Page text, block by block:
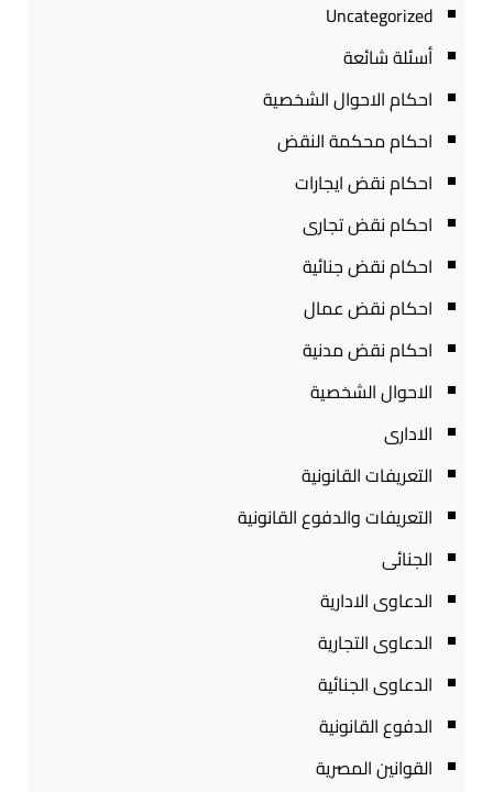
Uncategorized
أسئلة شائعة
احكام الاحوال الشخصية
احكام محكمة النقض
احكام نقض ايجارات
احكام نقض تجارى
احكام نقض جنائية
احكام نقض عمال
احكام نقض مدنية
الاحوال الشخصية
الادارى
التعريفات القانونية
التعريفات والدفوع القانونية
الجنائى
الدعاوى الادارية
الدعاوى التجارية
الدعاوى الجنائية
الدفوع القانونية
القوانين المصرية